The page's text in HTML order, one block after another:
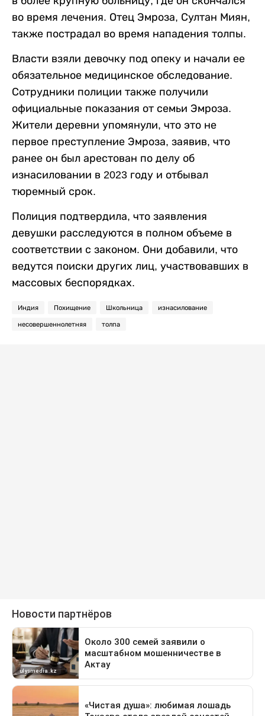
во время лечения. Отец Эмроза, Султан Миян,
также пострадал во время нападения толпы.
Власти взяли девочку под опеку и начали ее
обязательное медицинское обследование.
Сотрудники полиции также получили
официальные показания от семьи Эмроза.
Жители деревни упомянули, что это не
первое преступление Эмроза, заявив, что
ранее он был арестован по делу об
изнасиловании в 2023 году и отбывал
тюремный срок.
Полиция подтвердила, что заявления
девушки расследуются в полном объеме в
соответствии с законом. Они добавили, что
ведутся поиски других лиц, участвовавших в
массовых беспорядках.
Индия Похищение Школьница изнасилование
несовершеннолетняя толпа